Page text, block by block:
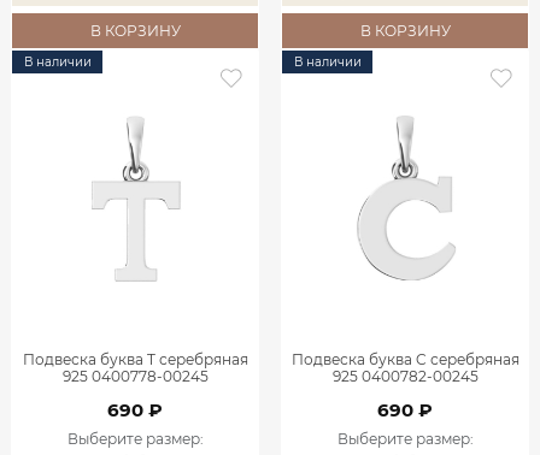
В КОРЗИНУ В КОРЗИНУ
В наличии
Подвеска буква T серебряная
925 0400778-00245
690 ₽
Выберите размер:
В наличии
Подвеска буква C серебряная
925 0400782-00245
690 ₽
Выберите размер: